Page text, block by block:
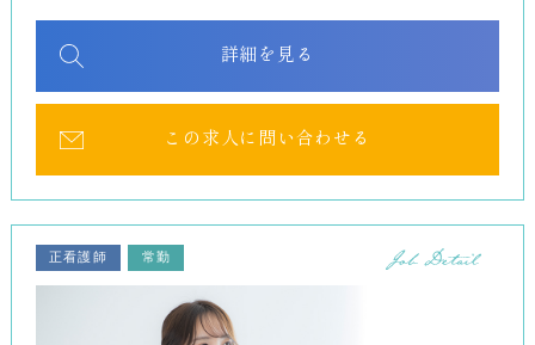
詳細を見る
この求人に問い合わせる
正看護師 常勤